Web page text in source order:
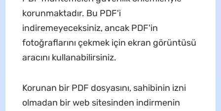
korunmaktadır. Bu PDF'i
indiremeyeceksiniz, ancak PDF'in
fotoğraflarını çekmek için ekran görüntüsü
aracını kullanabilirsiniz.
Korunan bir PDF dosyasını, sahibinin izni
olmadan bir web sitesinden indirmenin